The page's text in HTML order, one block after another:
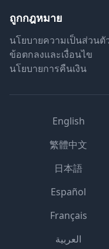
ถูกกฎหมาย
นโยบายความเป็นส่วนตั
ข้อตกลงและเงื่อนไข
นโยบายการคืนเงิน
English
繁體中文
日本語
Español
Français
العربية